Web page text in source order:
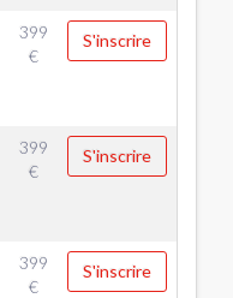
399
€
S'inscrire
399
€
S'inscrire
399
€
S'inscrire